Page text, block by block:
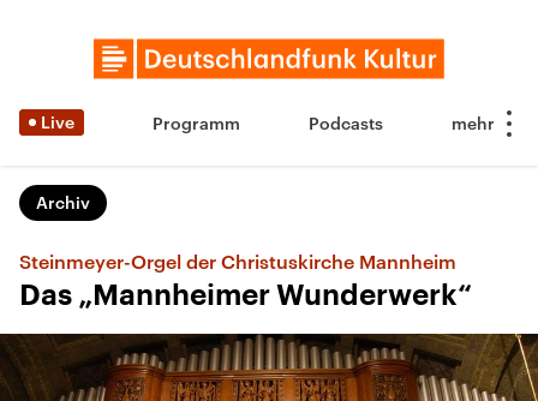
Live Programm Podcasts
Archiv
Steinmeyer-Orgel der Christuskirche Mannheim
Das „Mannheimer Wunderwerk“